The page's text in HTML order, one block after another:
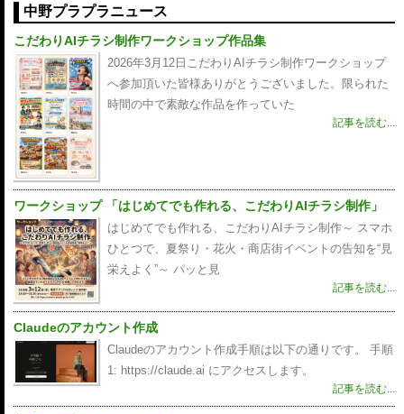
中野プラプラニュース
こだわりAIチラシ制作ワークショップ作品集
2026年3月12日こだわりAIチラシ制作ワークショップ
へ参加頂いた皆様ありがとうございました。限られた
時間の中で素敵な作品を作っていた
記事を読む...
ワークショップ 「はじめてでも作れる、こだわりAIチラシ制作」
はじめてでも作れる、こだわりAIチラシ制作～ スマホ
ひとつで、夏祭り・花火・商店街イベントの告知を“見
栄えよく”～ パッと見
記事を読む...
Claudeのアカウント作成
Claudeのアカウント作成手順は以下の通りです。 手順
1: https://claude.ai にアクセスします。
記事を読む...